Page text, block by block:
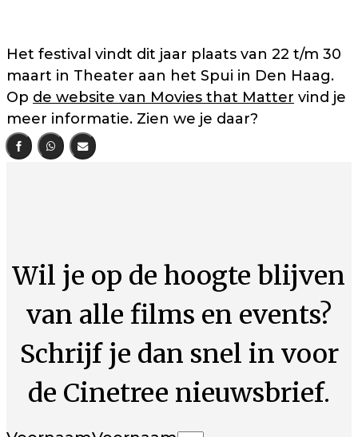
Het festival vindt dit jaar plaats van 22 t/m 30
maart in Theater aan het Spui in Den Haag.
Op de website van Movies that Matter vind je
meer informatie. Zien we je daar?
Wil je op de hoogte blijven
van alle films en events?
Schrijf je dan snel in voor
de Cinetree nieuwsbrief.